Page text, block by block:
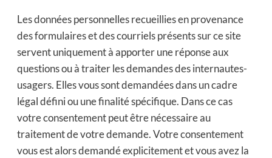
Les données personnelles recueillies en provenance
des formulaires et des courriels présents sur ce site
servent uniquement à apporter une réponse aux
questions ou à traiter les demandes des internautes-
usagers. Elles vous sont demandées dans un cadre
légal défini ou une finalité spécifique. Dans ce cas
votre consentement peut être nécessaire au
traitement de votre demande. Votre consentement
vous est alors demandé explicitement et vous avez la